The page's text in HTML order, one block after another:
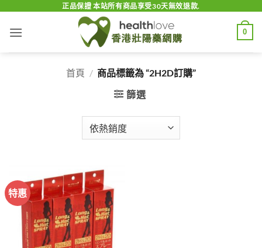
content
正品保證 本站所有商品享受30天無效退款.
0
首頁 / 商品標籤為 “2H2D訂購”
篩選
特惠